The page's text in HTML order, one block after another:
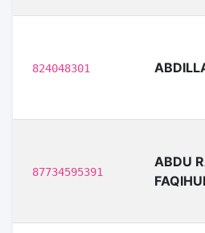
824048301
87734595391
ABDU